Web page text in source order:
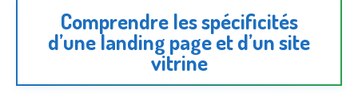
Comprendre les spécificités
d’une landing page et d’un site
vitrine